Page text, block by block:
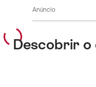
Anúncio
Descobrir o